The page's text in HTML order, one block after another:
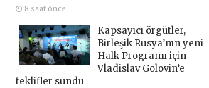
8 saat önce
Kapsayıcı örgütler,
Birleşik Rusya’nın yeni
Halk Programı için
Vladislav Golovin’e
teklifler sundu